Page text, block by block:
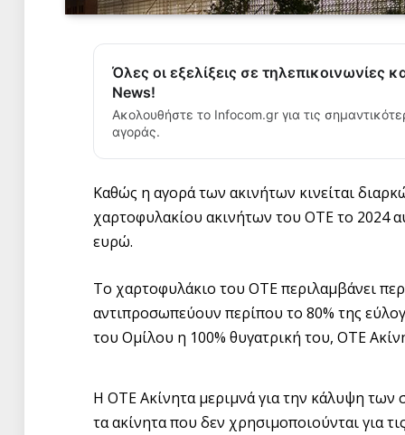
Όλες οι εξελίξεις σε τηλεπικοινωνίες
News!
Ακολουθήστε το Infocom.gr για τις
αγοράς.
Καθώς η αγορά των ακινήτων κινείται
χαρτοφυλακίου ακινήτων του ΟΤΕ το 2024
ευρώ.
Το χαρτοφυλάκιο του ΟΤΕ περιλαμβάνει
αντιπροσωπεύουν περίπου το 80% της
του Ομίλου η 100% θυγατρική του, ΟΤΕ
Η ΟΤΕ Ακίνητα μεριμνά για την κάλυψη των
τα ακίνητα που δεν χρησιμοποιούνται για